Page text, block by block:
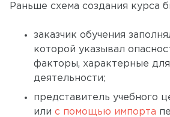
Раньше схема создания курса
заказчик обучения
которой указывал
факторы, характерные
деятельности;
представитель учебного
или с помощью импорта